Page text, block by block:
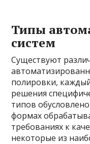
Типы
систем
Существуют
полировки,
решения
типов
формах
требованиях к
некоторые из